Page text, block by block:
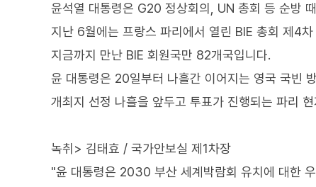
윤석열 대통령은 G20 정상회의, UN 총회 등 순방
지난 6월에는 프랑스 파리에서 열린 BIE 총회 제4
지금까지 만난 BIE 회원국만 82개국입니다.
윤 대통령은 20일부터 나흘간 이어지는 영국 국빈
개최지 선정 나흘을 앞두고 투표가 진행되는 파리
녹취> 김태효 / 국가안보실 제1차장
"윤 대통령은 2030 부산 세계박람회 유치에 대한